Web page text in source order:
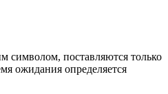
символом, поставляются только
ожидания определяется